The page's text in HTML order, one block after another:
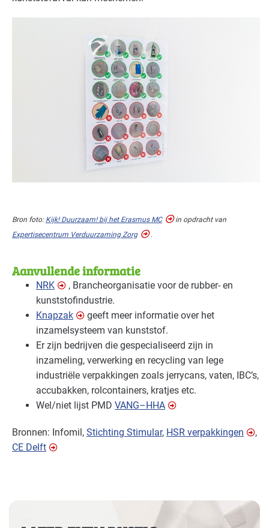
Bron foto: Kijk! Duurzaam! bij het Erasmus MC
in opdracht van
Expertisecentrum Verduurzaming Zorg
.
Aanvullende informatie
NRK
, Brancheorganisatie voor de rubber- en
kunststofindustrie.
Knapzak
geeft meer informatie over het
inzamelsysteem van kunststof.
Er zijn bedrijven die gespecialiseerd zijn in
inzameling, verwerking en recycling van lege
industriële verpakkingen zoals jerrycans, vaten, IBC’s,
accubakken, rolcontainers, kratjes etc.
Wel/niet lijst PMD VANG–HHA
Bronnen: Infomil, Stichting Stimular, HSR verpakkingen
,
CE Delft